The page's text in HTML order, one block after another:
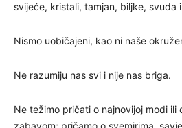
svijeće, kristali, tamjan, biljke, svuda
Nismo uobičajeni, kao ni naše
Ne razumiju nas svi i nije nas briga.
Ne težimo pričati o najnovijoj modi ili